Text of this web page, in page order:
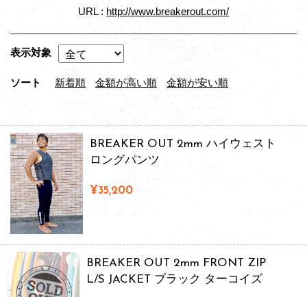
URL :http://www.breakerout.com/
表示対象
ソート 新着順 金額が高い順 金額が安い順
BREAKER OUT 2mm ハイウェスト
ロングパンツ
¥35,200
BREAKER OUT 2mm FRONT ZIP
L/S JACKET ブラック ターコイズ